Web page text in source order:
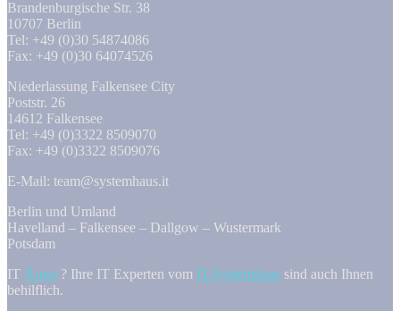
Brandenburgische Str. 38
10707 Berlin
Tel: +49 (0)30 54874086
Fax: +49 (0)30 64074526
Niederlassung Falkensee City
Poststr. 26
14612 Falkensee
Tel: +49 (0)3322 8509070
Fax: +49 (0)3322 8509076
E-Mail: team@systemhaus.it
Berlin und Umland
Havelland – Falkensee – Dallgow – Wustermark
Potsdam
IT Ärger ? Ihre IT Experten vom IT-Systemhaus sind auch Ihnen
behilflich.